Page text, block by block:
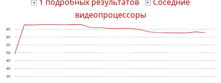
+ +
видеопроцессоры
35
40
45
50
55
60
65